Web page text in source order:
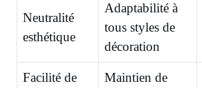
Neutralité
esthétique
Adaptabilité à
tous styles de
décoration
Facilité de
Maintien de